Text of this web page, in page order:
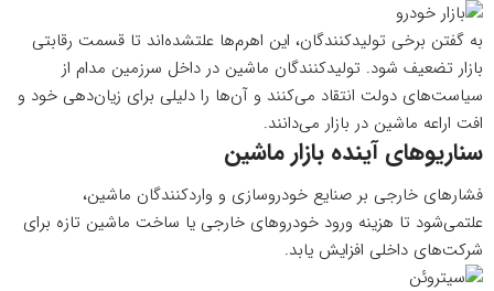
به گفتن برخی تولیدکنندگان، این اهرم‌ها علتشده‌اند تا قسمت رقابتی
بازار تضعیف شود. تولیدکنندگان ماشین در داخل سرزمین مدام از
سیاست‌های دولت انتقاد می‌کنند و آن‌ها را دلیلی برای زیان‌دهی خود و
افت اراعه ماشین در بازار می‌دانند.
سناریوهای آینده بازار ماشین
فشارهای خارجی بر صنایع خودروسازی و واردکنندگان ماشین،
علتمی‌شود تا هزینه ورود خودروهای خارجی یا ساخت ماشین تازه برای
شرکت‌های داخلی افزایش یابد.